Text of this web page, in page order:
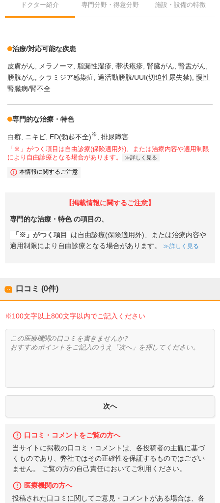
ドクター紹介 専門分野・得意分野 施設・設備の特徴
治療/対応可能な疾患
皮膚がん メラノーマ 脂漏性湿疹 帯状疱疹 腎臓がん 腎盂がん
膀胱がん
クラミジア感染症 過活動膀胱/UUI(切迫性尿失禁) 慢性
腎臓病/腎不全
専門的な治療・特色
白癬 ニキビ ED(勃起不全)※ 排尿障害
「※」がつく項目は自由診療(保険適用外)、または治療内容や適用制限
により自由診療となる場合があります。
詳しく見る
本情報に関するご注意
【掲載情報に関するご注意】
専門的な治療・特色の項目の、
「※」がつく項目
は自由診療(保険適用外)、または治療内容や
適用制限により自由診療となる場合があります。
詳しく見る
口コミ (0件)
※100文字以上800文字以内でご記入ください
口コミ・コメントをご覧の方へ
当サイトに掲載の口コミ・コメントは、各投稿者の主観に基づ
くものであり、弊社ではその正確性を保証するものではござい
ません。 ご覧の方の自己責任においてご利用ください。
医療機関の方へ
投稿された口コミに関してご意見・コメントがある場合は、各